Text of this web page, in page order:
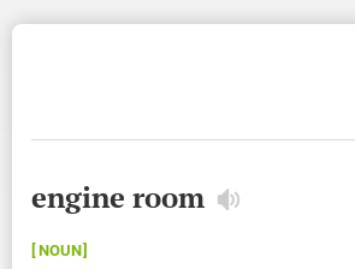
engine room
NOUN